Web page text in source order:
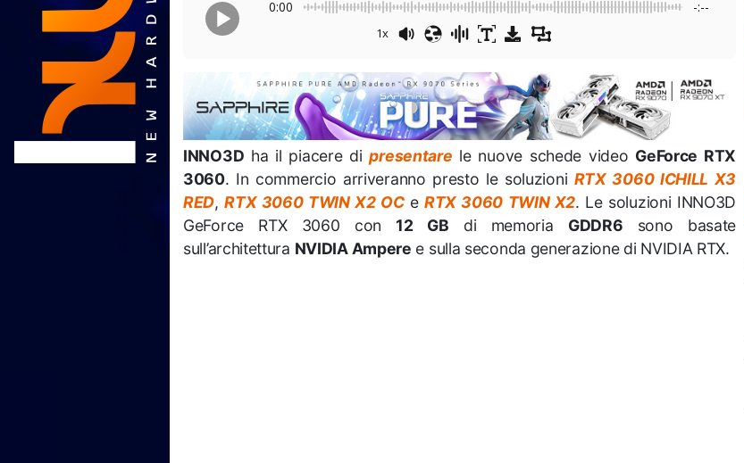
0:00 -:--
1x
INNO3D ha il piacere dipresentare le nuove schede video GeForce RTX
3060. In commercio arriveranno presto le soluzioni RTX 3060 ICHILL X3
RED,RTX 3060 TWIN X2 OCe RTX 3060 TWIN X2. Le soluzioni INNO3D
GeForce RTX 3060 con12 GB di memoria GDDR6
sono basate
sull’architettura NVIDIA Ampere e sulla seconda generazione di NVIDIA RTX.